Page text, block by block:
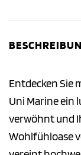
Entdecken Sie
Uni Marine ein
verwöhnt und
Wohlfühloase